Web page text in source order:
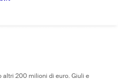
altri 200 milioni di euro. Giuli e